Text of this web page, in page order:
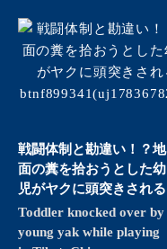
戦闘体制と勘違い！？地
面の糞を拾おうとした幼
児がヤクに頭突きされる
Toddler knocked over by
young yak while playing